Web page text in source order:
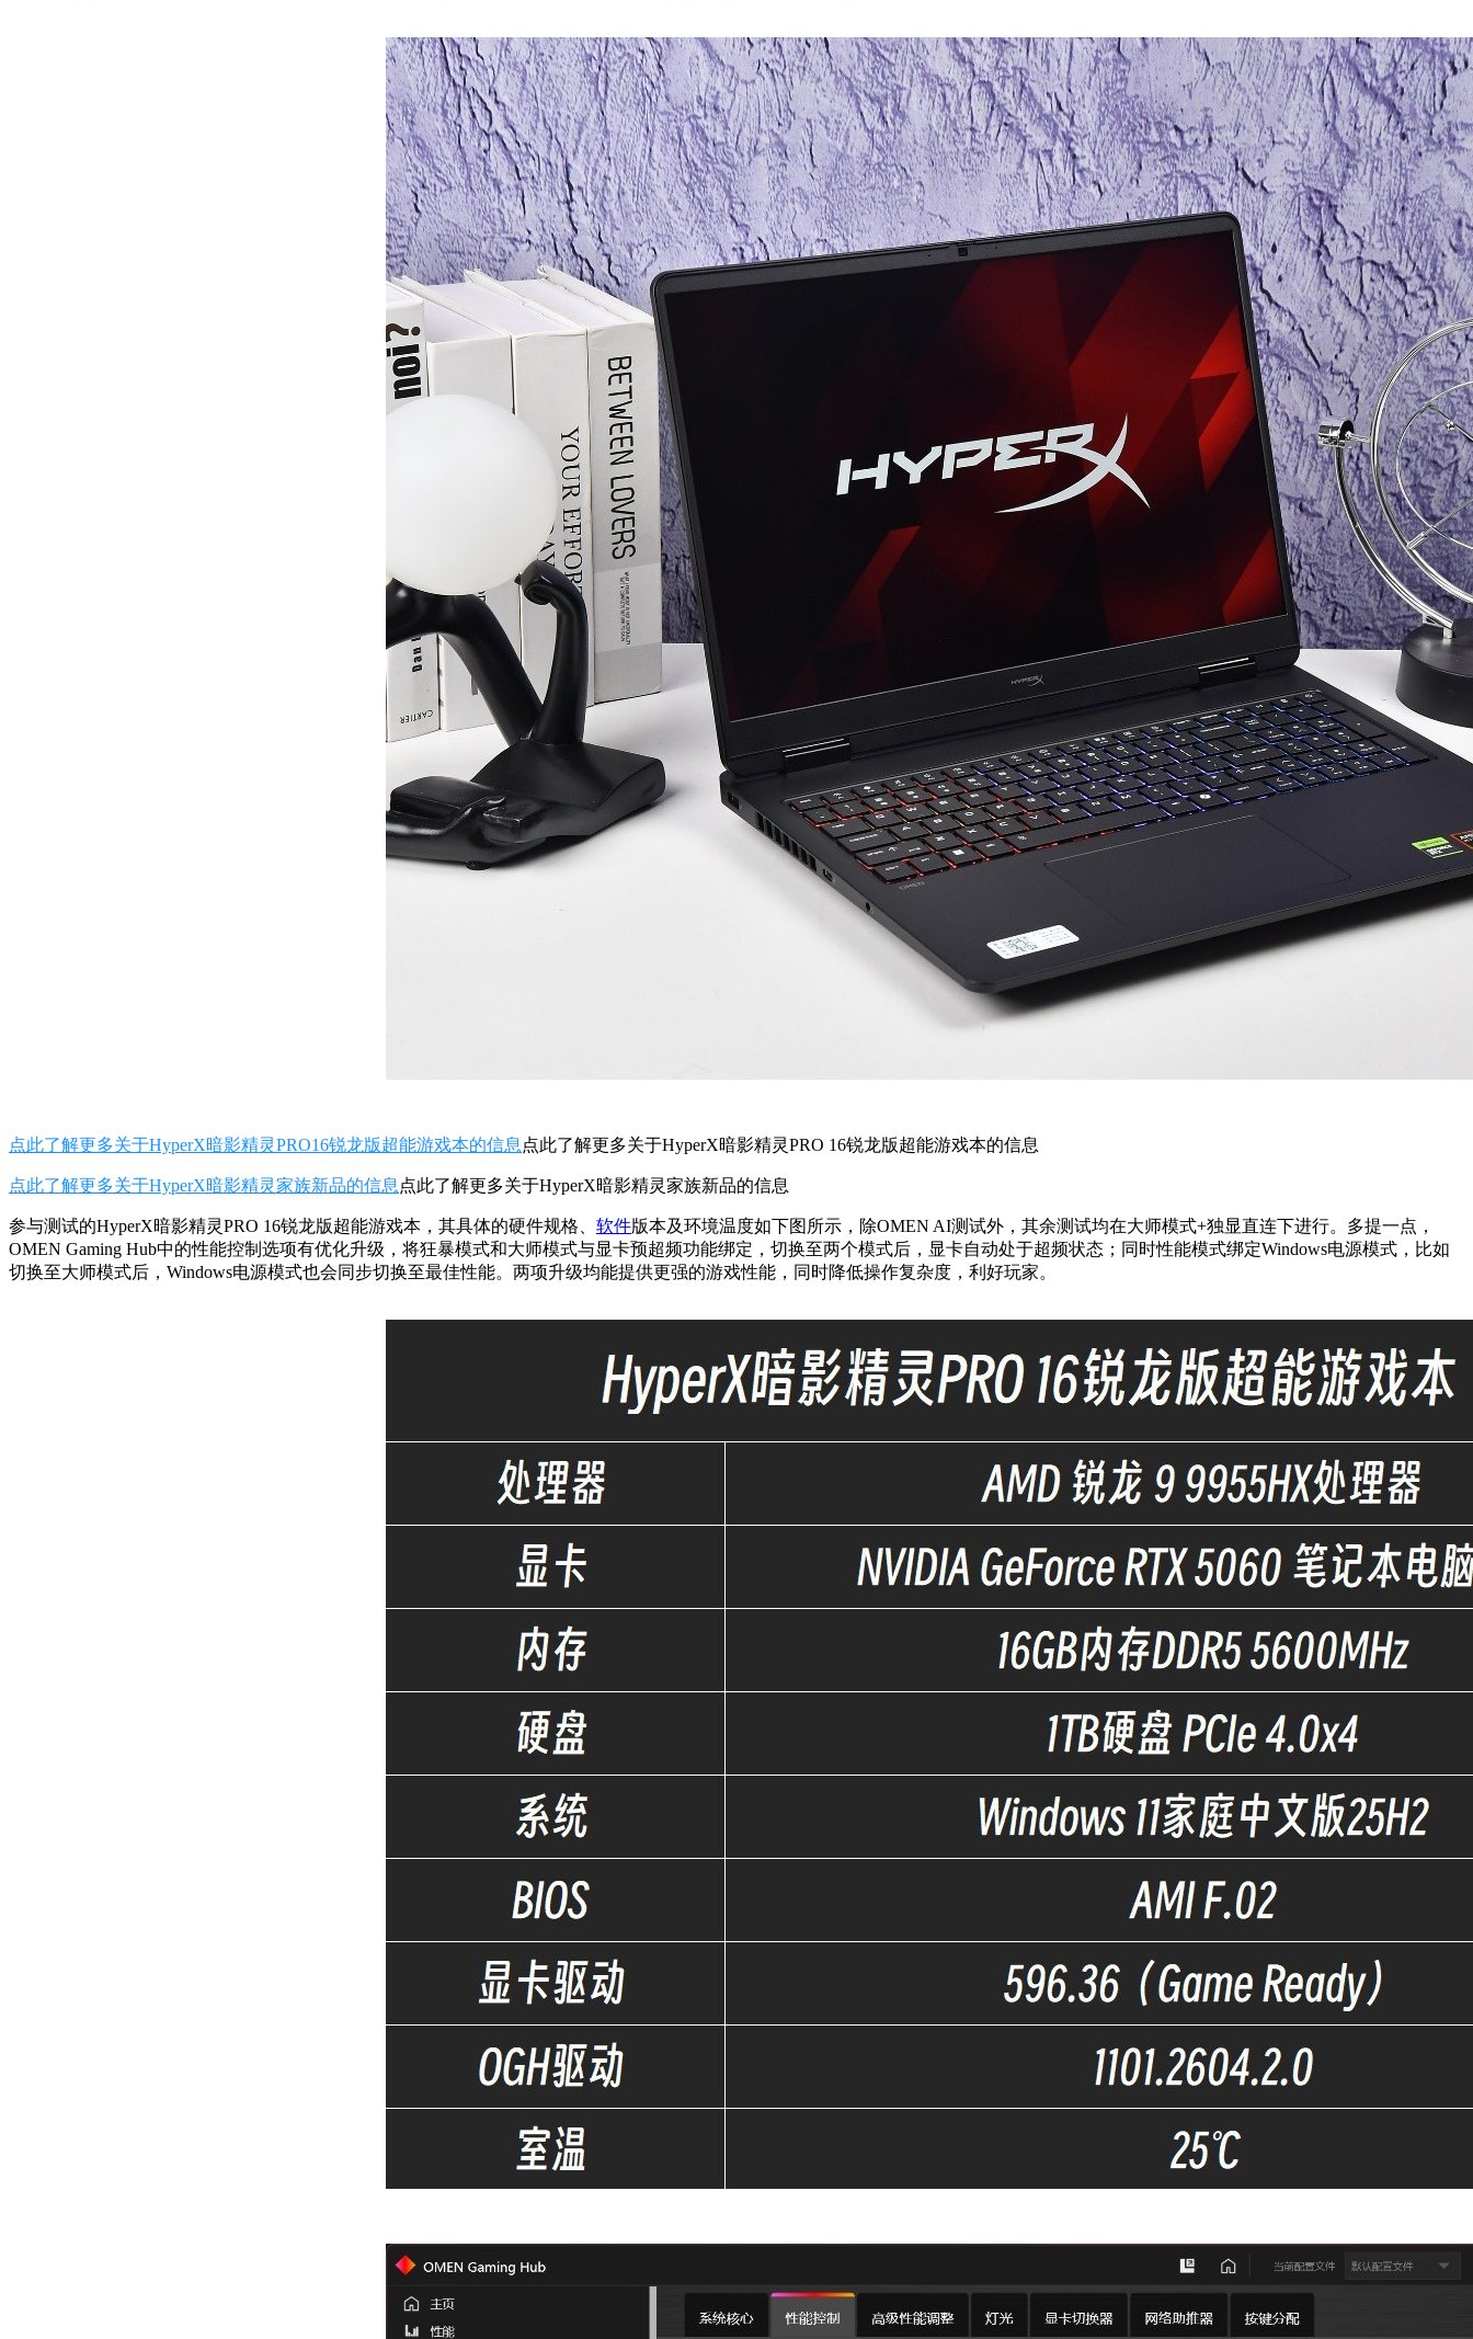
点此了解更多关于HyperX暗影精灵PRO16锐龙版超能游戏本的信息 点此了解更多关于HyperX暗影精灵PRO 16锐龙版超能游戏本的信息
点此了解更多关于HyperX暗影精灵家族新品的信息 点此了解更多关于HyperX暗影精灵家族新品的信息
参与测试的HyperX暗影精灵PRO 16锐龙版超能游戏本 ，其具体的硬件规格、 软件版本及环境温度如下图所示，除OMEN AI测试外，其余测试均在大师模式+独显直连下进行。多提一点，
OMEN Gaming Hub中的性能控制选项有优化升级，将狂暴模式和大师模式与显卡预超频功能绑定，切换至两个模式后，显卡自动处于超频状态；同时性能模式绑定Windows电源模式，比如
切换至大师模式后，Windows电源模式也会同步切换至最佳性能。两项升级均能提供更强的游戏性能，同时降低操作复杂度，利好玩家。